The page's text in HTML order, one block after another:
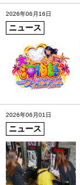
2026年06月16日
ニュース
2026年06月01日
ニュース